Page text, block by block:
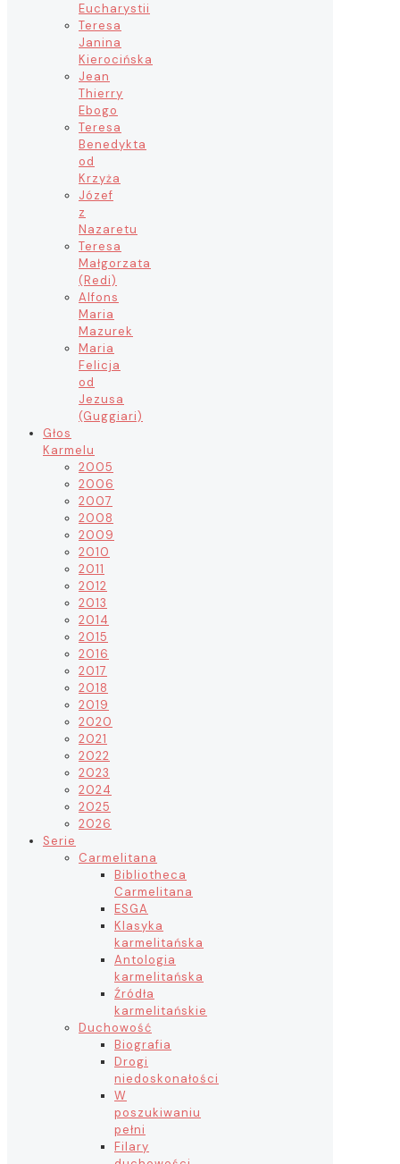
Eucharystii
Teresa
Janina
Kierocińska
Jean
Thierry
Ebogo
Teresa
Benedykta
od
Krzyża
Józef
z
Nazaretu
Teresa
Małgorzata
(Redi)
Alfons
Maria
Mazurek
Maria
Felicja
od
Jezusa
(Guggiari)
Głos
Karmelu
2005
2006
2007
2008
2009
2010
2011
2012
2013
2014
2015
2016
2017
2018
2019
2020
2021
2022
2023
2024
2025
2026
Serie
Carmelitana
Bibliotheca
Carmelitana
ESGA
Klasyka
karmelitańska
Antologia
karmelitańska
Źródła
karmelitańskie
Duchowość
Biografia
Drogi
niedoskonałości
W
poszukiwaniu
pełni
Filary